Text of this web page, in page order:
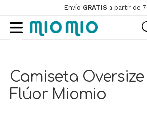
Envío GRATIS a partir de
Ir
a
Ir
al
Camiseta Oversize
Flúor Miomio